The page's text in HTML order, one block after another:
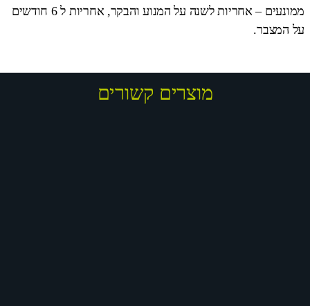
ממונעים – אחריות לשנה על המנוע והבקר, אחריות ל 6 חודשים
על המצבר.
מוצרים קשורים